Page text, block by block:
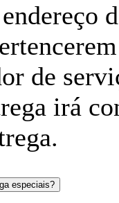
de
irá
especiais?